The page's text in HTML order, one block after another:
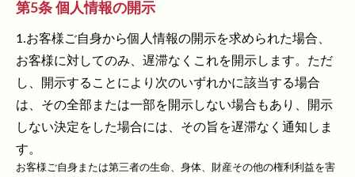
第5条 個人情報の開示
1.お客様ご自身から個人情報の開示を求められた場合、
お客様に対してのみ、遅滞なくこれを開示します。ただ
し、開示することにより次のいずれかに該当する場合
は、その全部または一部を開示しない場合もあり、開示
しない決定をした場合には、その旨を遅滞なく通知しま
す。
お客様ご自身または第三者の生命、身体、財産その他の権利利益を害